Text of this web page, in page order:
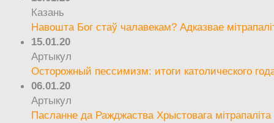
Казань
Навошта Бог стаў чалавекам? Адказвае
15.01.20
Артыкул
Осторожный пессимизм: итоги католического
06.01.20
Артыкул
Пасланне да Ражджаства Хрыстовага мітрапаліта